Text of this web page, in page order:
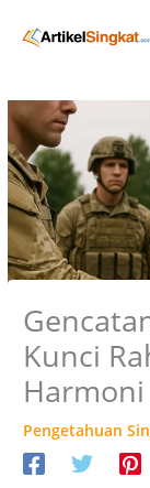
konten
r
i
p
Kunci
Harmoni
Pengetahuan